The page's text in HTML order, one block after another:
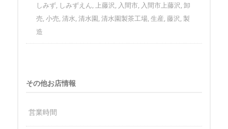
しみず, しみずえん, 上藤沢, 入間市, 入間市上藤沢, 卸
売, 小売, 清水, 清水園, 清水園製茶工場, 生産, 藤沢, 製
造
その他お店情報
営業時間